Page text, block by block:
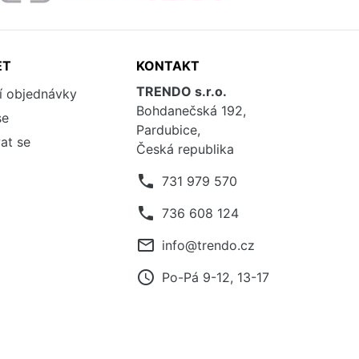
objednávky
se
KONTAKT
TRENDO s.r.o.
Bohdanečská 192,
Pardubice,
Česká republika
phone 731 979 570
phone 736 608 124
mail_outline info@trendo.cz
access_time Po-Pá 9-12, 13-17